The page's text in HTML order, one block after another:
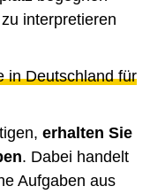
interpretieren
in Deutschland für
erhalten Sie
. Dabei handelt
Aufgaben aus